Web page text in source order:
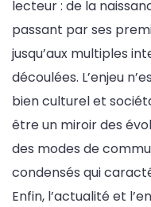
lecteur : de la
passant par ses
jusqu’aux multiples
découlées. L’enjeu
bien culturel et
être un miroir des
des modes de
condensés qui
Enfin, l’actualité et